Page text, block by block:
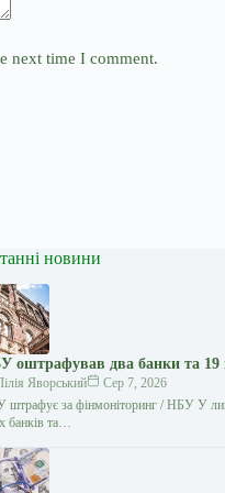
next time I comment.
новини
оштрафував два банки та 19
Яворський
Сер 7, 2026
за фінмоніторинг / НБУ У
банків та…